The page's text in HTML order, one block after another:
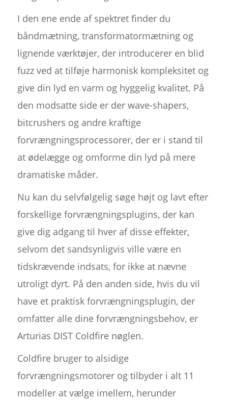
I den ene ende af spektret finder du
båndmætning, transformatormætning og
lignende værktøjer, der introducerer en blid
fuzz ved at tilføje harmonisk kompleksitet og
give din lyd en varm og hyggelig kvalitet. På
den modsatte side er der wave-shapers,
bitcrushers og andre kraftige
forvrængningsprocessorer, der er i stand til
at ødelægge og omforme din lyd på mere
dramatiske måder.
Nu kan du selvfølgelig søge højt og lavt efter
forskellige forvrængningsplugins, der kan
give dig adgang til hver af disse effekter,
selvom det sandsynligvis ville være en
tidskrævende indsats, for ikke at nævne
utroligt dyrt. På den anden side, hvis du vil
have et praktisk forvrængningsplugin, der
omfatter alle dine forvrængningsbehov, er
Arturias DIST Coldfire nøglen.
Coldfire bruger to alsidige
forvrængningsmotorer og tilbyder i alt 11
modeller at vælge imellem, herunder